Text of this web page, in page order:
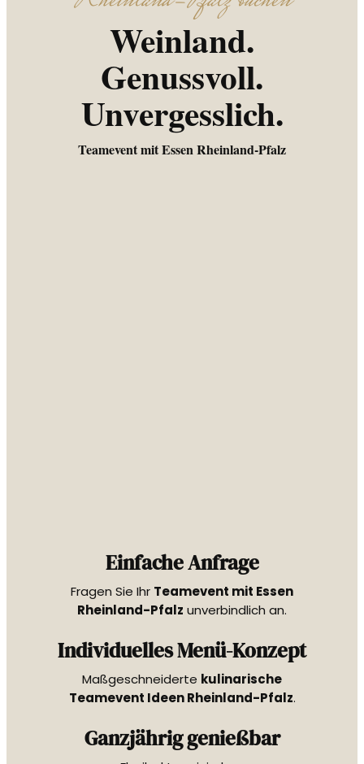
Weinland.
Genussvoll.
Unvergesslich.
Teamevent mit Essen Rheinland-Pfalz
Einfache Anfrage
Fragen Sie Ihr Teamevent mit Essen
Rheinland-Pfalz unverbindlich an.
Individuelles Menü-Konzept
Maßgeschneiderte kulinarische
Teamevent Ideen Rheinland-Pfalz.
Ganzjährig genießbar